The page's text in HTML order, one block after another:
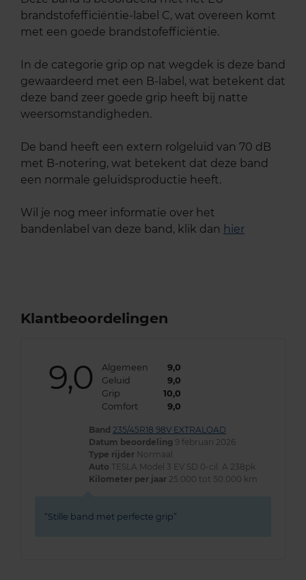
brandstofefficiëntie-label C, wat overeen komt
met een goede brandstofefficiëntie.
In de categorie grip op nat wegdek is deze band
gewaardeerd met een B-label, wat betekent dat
deze band zeer goede grip heeft bij natte
weersomstandigheden.
De band heeft een extern rolgeluid van 70 dB
met B-notering, wat betekent dat deze band
een normale geluidsproductie heeft.
Wil je nog meer informatie over het
bandenlabel van deze band, klik dan hier
Klantbeoordelingen
9,0 Algemeen
9,0
Geluid
9,0
Grip
10,0
Comfort
9,0
Band 235/45R18 98V EXTRALOAD
Datum beoordeling 9 februari 2026
Type rijder Normaal
Auto TESLA Model 3 EV SD 0-cil. A 238pk
Kilometer per jaar 25.000 tot 50.000 km
Stille band met perfecte grip